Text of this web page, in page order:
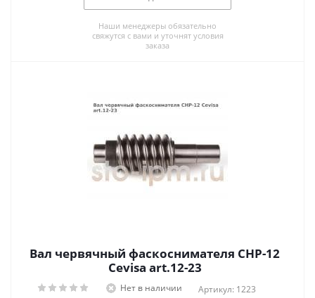
Наши менеджеры обязательно
свяжутся с вами и уточнят условия
заказа
Вал червячный фаскоснимателя CHP-12
Cevisa art.12-23
Нет в наличии Артикул: 1223